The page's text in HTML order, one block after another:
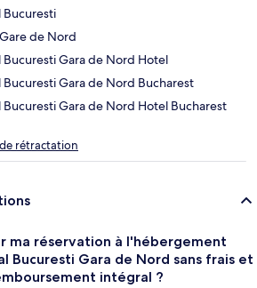
Bucuresti
de Nord
Gara de Nord Hotel
Gara de Nord Bucharest
Gara de Nord Hotel Bucharest
rétractation
ma réservation à l'hébergement
Bucuresti Gara de Nord sans frais et
intégral ?